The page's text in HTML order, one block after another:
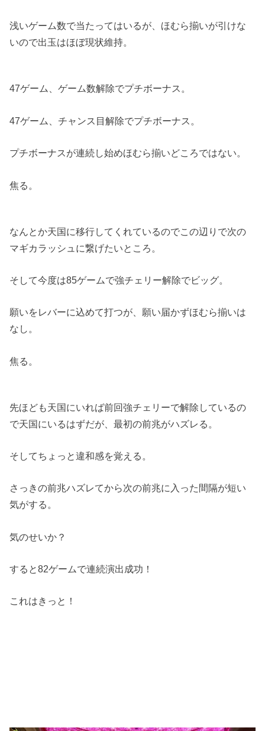
浅いゲーム数で当たってはいるが、ほむら揃いが引けな
いので出玉はほぼ現状維持。
47ゲーム、ゲーム数解除でプチボーナス。
47ゲーム、チャンス目解除でプチボーナス。
プチボーナスが連続し始めほむら揃いどころではない。
焦る。
なんとか天国に移行してくれているのでこの辺りで次の
マギカラッシュに繋げたいところ。
そして今度は85ゲームで強チェリー解除でビッグ。
願いをレバーに込めて打つが、願い届かずほむら揃いは
なし。
焦る。
先ほども天国にいれば前回強チェリーで解除しているの
で天国にいるはずだが、最初の前兆がハズレる。
そしてちょっと違和感を覚える。
さっきの前兆ハズレてから次の前兆に入った間隔が短い
気がする。
気のせいか？
すると82ゲームで連続演出成功！
これはきっと！